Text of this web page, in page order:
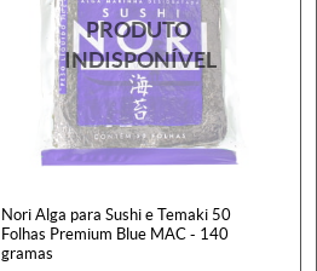
Nori Alga para Sushi e Temaki 50
Folhas Premium Blue MAC - 140
gramas